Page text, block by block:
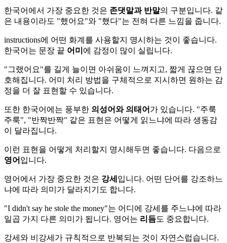
한국어에서 가장 중요한 것은 존댓말과 반말의 구분입니다. 같
은 내용이라도 "했어요"와 "했다"는 전혀 다른 느낌을 줍니다.
instructions에 어떤 화계를 사용할지 명시하는 것이 좋습니다.
한국어는 문장 끝 어미 에 감정이 많이 실립니다.
"그랬어요"를 길게 늘이면 아쉬움이 느껴지고, 짧게 끊으면 단
호해집니다. 어미 처리 방법을 구체적으로 지시하면 원하는 감
정을 더 잘 표현할 수 있습니다.
또한 한국어에는 풍부한 의성어와 의태어 가 있습니다. "주룩
주룩", "반짝반짝" 같은 표현은 어떻게 읽느냐에 따라 생동감
이 달라집니다.
이런 표현을 어떻게 처리할지 명시해두면 좋습니다. 다음으로
영어 입니다.
영어에서 가장 중요한 것은 강세 입니다. 어떤 단어를 강조하느
냐에 따라 의미가 달라지기도 합니다.
"I didn't say he stole the money"는 어디에 강세를 주느냐에 따라
일곱 가지 다른 의미가 됩니다. 영어는 리듬도 중요합니다.
강세와 비강세가 규칙적으로 반복되는 것이 자연스럽습니다.